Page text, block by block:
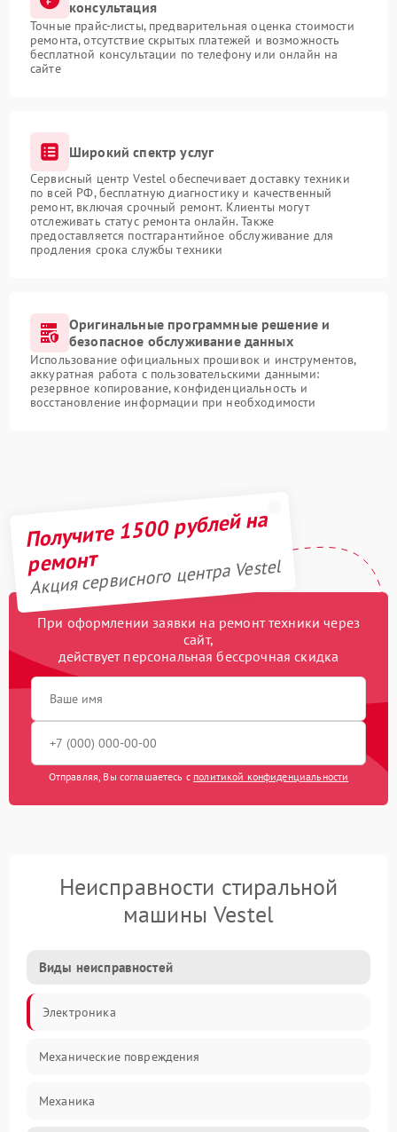
консультация
Точные прайс-листы, предварительная оценка стоимости
ремонта, отсутствие скрытых платежей и возможность
бесплатной консультации по телефону или онлайн на
сайте
Широкий спектр услуг
Сервисный центр Vestel обеспечивает доставку техники
по всей РФ, бесплатную диагностику и качественный
ремонт, включая срочный ремонт. Клиенты могут
отслеживать статус ремонта онлайн. Также
предоставляется постгарантийное обслуживание для
продления срока службы техники
Оригинальные программные решение и
безопасное обслуживание данных
Использование официальных прошивок и инструментов,
аккуратная работа с пользовательскими данными:
резервное копирование, конфиденциальность и
восстановление информации при необходимости
Получите 1500 рублей на
ремонт
Акция сервисного центра Vestel
При оформлении заявки на ремонт техники через
сайт,
действует персональная бессрочная скидка
Отправляя, Вы соглашаетесь с политикой конфиденциальности
Неисправности стиральной
машины Vestel
Виды неисправностей
Электроника
Механические повреждения
Механика